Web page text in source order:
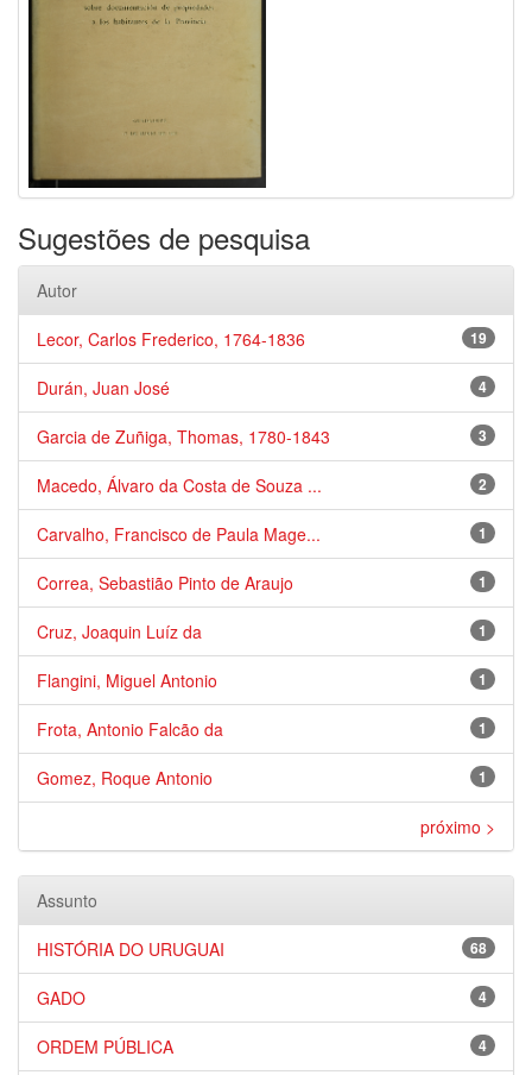
Sugestões de pesquisa
Autor
19
Lecor, Carlos Frederico, 1764-1836
4
Durán, Juan José
3
Garcia de Zuñiga, Thomas, 1780-1843
2
Macedo, Álvaro da Costa de Souza ...
1
Carvalho, Francisco de Paula Mage...
1
Correa, Sebastião Pinto de Araujo
1
Cruz, Joaquin Luíz da
1
Flangini, Miguel Antonio
1
Frota, Antonio Falcão da
1
Gomez, Roque Antonio
próximo >
Assunto
68
HISTÓRIA DO URUGUAI
4
GADO
4
ORDEM PÚBLICA